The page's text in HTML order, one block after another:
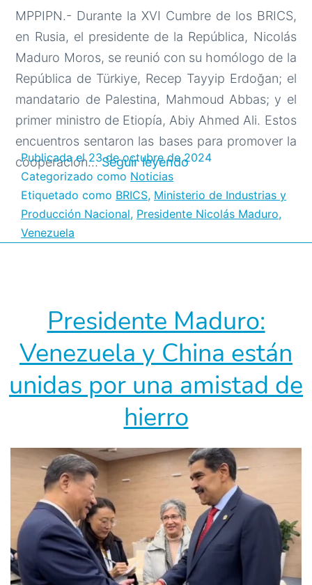
MPPIPN.- Durante la XVI Cumbre de los BRICS,
en Rusia, el presidente de la República, Nicolás
Maduro Moros, se reunió con su homólogo de la
República de Türkiye, Recep Tayyip Erdoğan; el
mandatario de Palestina, Mahmoud Abbas; y el
primer ministro de Etiopía, Abiy Ahmed Ali. Estos
encuentros sentaron las bases para promover la
cooperación…Seguir leyendoVenezuela
relaciones
bilaterales
en
de
los
BRICS
Publicada el23 de octubre de 2024
Categorizado como Noticias
Etiquetado como BRICS, Ministerio de Industrias y
Producción Nacional, Presidente Nicolás Maduro,
Venezuela
Presidente Maduro:
Venezuela y China están
unidas por una amistad de
hierro